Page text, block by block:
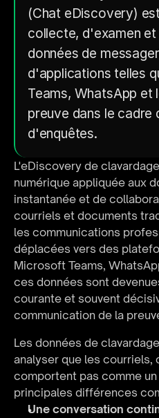
(Chat eDiscovery)
collecte, d'examen
données de
d'applications telles
Teams, WhatsApp et
preuve dans le cadre
d'enquêtes.
L'eDiscovery de
numérique appliquée aux
instantanée et de
courriels et documents
les communications
déplacées vers des
Microsoft Teams,
ces données sont
courante et souvent
communication de la
Les données de
analyser que les courriels,
comportent pas comme
principales différences
Une conversation